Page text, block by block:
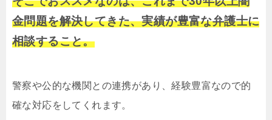
金問題を解決してきた、実績が豊富な弁護士に
相談すること。
警察や公的な機関との連携があり、経験豊富なので的
確な対応をしてくれます。